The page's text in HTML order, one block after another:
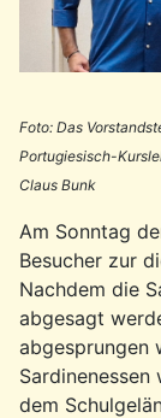
Foto: Das
Portugiesisch-
Claus Bunk
Am Sonntag
Besucher zur
Nachdem die
abgesagt
abgesprungen
dem